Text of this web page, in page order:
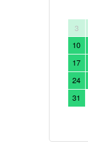
3
10
17
24
31